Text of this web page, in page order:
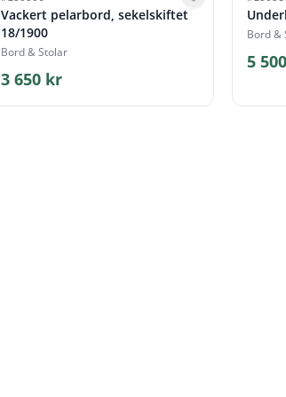
Vackert pelarbord, sekelskiftet
18/1900
Bord & Stolar
3 650 kr
Bord &
5